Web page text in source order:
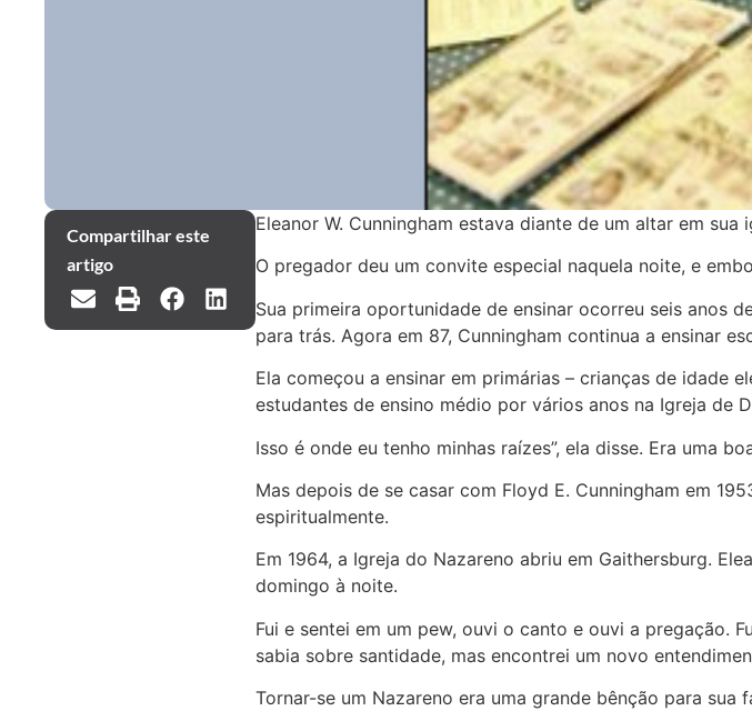
Compartilhar este
artigo
Eleanor W. Cunningham estava diante de um altar em
O pregador deu um convite especial naquela noite, e
Sua primeira oportunidade de ensinar ocorreu seis anos
para trás. Agora em 87, Cunningham continua a ensinar
Ela começou a ensinar em primárias – crianças de idade
estudantes de ensino médio por vários anos na Igreja de
Isso é onde eu tenho minhas raízes”, ela disse. Era uma
Mas depois de se casar com Floyd E. Cunningham em
espiritualmente.
Em 1964, a Igreja do Nazareno abriu em Gaithersburg.
domingo à noite.
Fui e sentei em um pew, ouvi o canto e ouvi a pregação.
sabia sobre santidade, mas encontrei um novo
Tornar-se um Nazareno era uma grande bênção para